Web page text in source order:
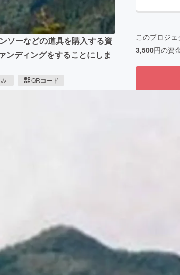
ソーなどの道具を購入する資
ンディングをすることにしま
QRコード
このプロジ
3,500円の資